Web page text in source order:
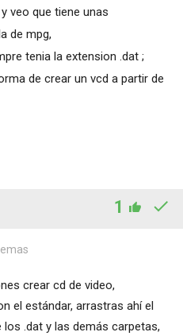
veo que tiene unas
de mpg,
tenia la extension .dat ;
de crear un vcd a partir de
1
crear cd de video,
el estándar, arrastras ahí el
.dat y las demás carpetas,